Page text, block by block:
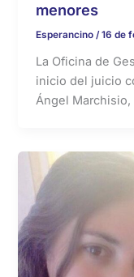
menores
Esperancino/16 de
La Oficina de
inicio del juicio
Ángel Marchisio,